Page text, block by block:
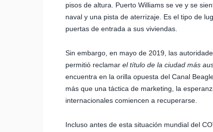
pisos de altura. Puerto Williams se ve y se
naval y una pista de aterrizaje. Es el tipo de
puertas de entrada a sus viviendas.
Sin embargo, en mayo de 2019, las
permitió reclamar el título de la ciudad más
encuentra en la orilla opuesta del Canal
más que una táctica de marketing, la
internacionales comiencen a recuperarse.
Incluso antes de esta situación mundial del